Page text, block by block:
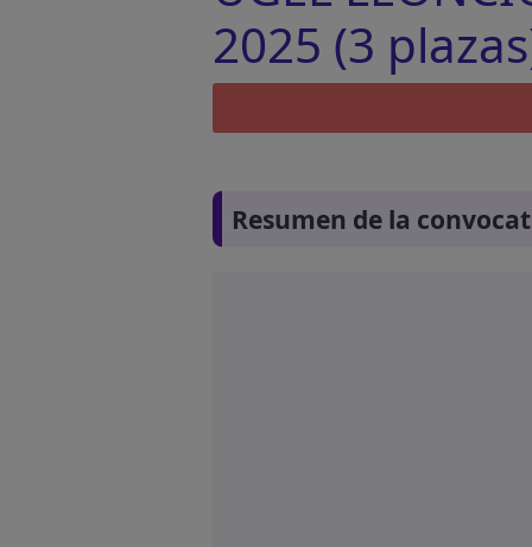
2025 (3
Resumen de la